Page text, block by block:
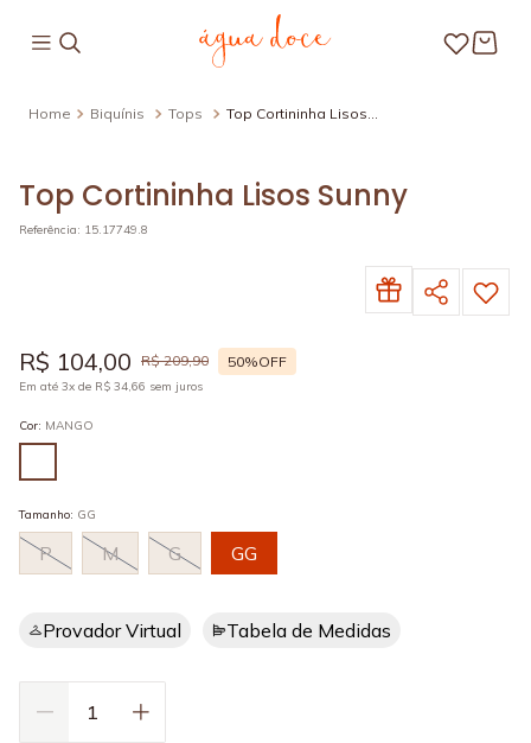
Biquínis Tops
Top Cortininha Lisos
Top Cortininha Lisos Sunny
Referência: 15.17749.8
R$ 104,00 R$ 209,90 50%OFF
Em até 3x de R$ 34,66 sem juros
Cor: MANGO
Tamanho: GG
P M G GG
Provador Virtual Tabela de Medidas